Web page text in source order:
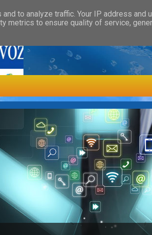
HEALTH »
to analyze traffic. Your IP address and
metrics to ensure quality of service,